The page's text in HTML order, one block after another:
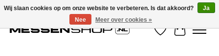
Verlanglijst
Wij slaan cookies op om onze website te verbeteren. Is dat akkoord?
Ja
Nee
Meer over cookies »